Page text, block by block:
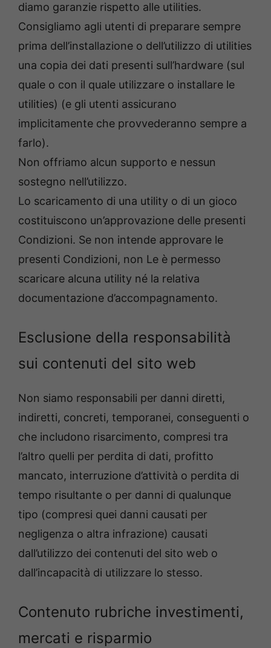
diamo garanzie rispetto alle utilities.
Consigliamo agli utenti di preparare sempre
prima dell’installazione o dell’utilizzo di utilities
una copia dei dati presenti sull’hardware (sul
quale o con il quale utilizzare o installare le
utilities) (e gli utenti assicurano
implicitamente che provvederanno sempre a
farlo).
Non offriamo alcun supporto e nessun
sostegno nell’utilizzo.
Lo scaricamento di una utility o di un gioco
costituiscono un’approvazione delle presenti
Condizioni. Se non intende approvare le
presenti Condizioni, non Le è permesso
scaricare alcuna utility né la relativa
documentazione d’accompagnamento.
Esclusione della responsabilità
sui contenuti del sito web
Non siamo responsabili per danni diretti,
indiretti, concreti, temporanei, conseguenti o
che includono risarcimento, compresi tra
l’altro quelli per perdita di dati, profitto
mancato, interruzione d’attività o perdita di
tempo risultante o per danni di qualunque
tipo (compresi quei danni causati per
negligenza o altra infrazione) causati
dall’utilizzo dei contenuti del sito web o
dall’incapacità di utilizzare lo stesso.
Contenuto rubriche investimenti,
mercati e risparmio